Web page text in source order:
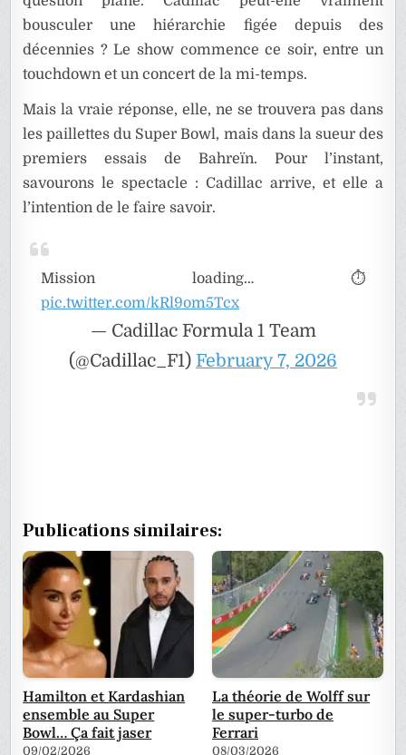
bousculer une hiérarchie figée depuis des
décennies ? Le show commence ce soir, entre un
touchdown et un concert de la mi-temps.
Mais la vraie réponse, elle, ne se trouvera pas dans
les paillettes du Super Bowl, mais dans la sueur des
premiers essais de Bahreïn. Pour l’instant,
savourons le spectacle : Cadillac arrive, et elle a
l’intention de le faire savoir.
Mission loading… ⏱️
pic.twitter.com/kRl9om5Tcx
— Cadillac Formula 1 Team
(@Cadillac_F1) February 7, 2026
Publications similaires:
Hamilton et Kardashian
ensemble au Super
Bowl… Ça fait jaser
09/02/2026
La théorie de Wolff sur
le super-turbo de
Ferrari
08/03/2026